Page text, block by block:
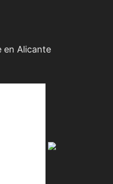
en Alicante